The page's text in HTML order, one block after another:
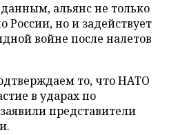
альянс не только
России, но и задействует
войне после налетов
то, что НАТО
в ударах по
представители